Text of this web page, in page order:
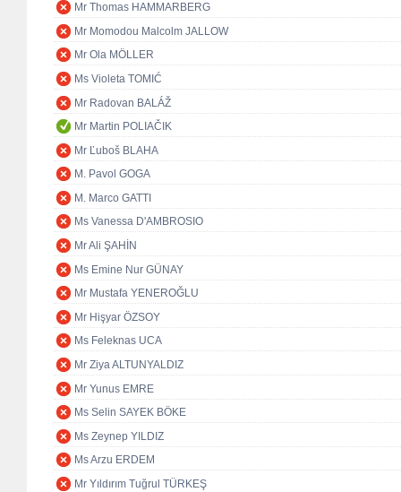
Mr Thomas HAMMARBERG
Mr Momodou Malcolm JALLOW
Mr Ola MÖLLER
Ms Violeta TOMIĆ
Mr Radovan BALÁŽ
Mr Martin POLIAČIK
Mr Ľuboš BLAHA
M. Pavol GOGA
M. Marco GATTI
Ms Vanessa D'AMBROSIO
Mr Ali ŞAHİN
Ms Emine Nur GÜNAY
Mr Mustafa YENEROĞLU
Mr Hişyar ÖZSOY
Ms Feleknas UCA
Mr Ziya ALTUNYALDIZ
Mr Yunus EMRE
Ms Selin SAYEK BÖKE
Ms Zeynep YILDIZ
Ms Arzu ERDEM
Mr Yıldırım Tuğrul TÜRKEŞ